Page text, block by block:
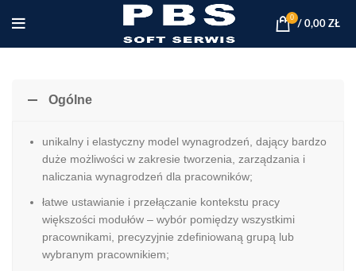
0
/ 0,00 ZŁ
Ogólne
unikalny i elastyczny model wynagrodzeń, dający bardzo
duże możliwości w zakresie tworzenia, zarządzania i
naliczania wynagrodzeń dla pracowników;
łatwe ustawianie i przełączanie kontekstu pracy
większości modułów – wybór pomiędzy wszystkimi
pracownikami, precyzyjnie zdefiniowaną grupą lub
wybranym pracownikiem;